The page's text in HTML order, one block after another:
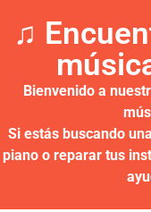
♫
Bienvenido a
Si estás buscando
piano o reparar tus